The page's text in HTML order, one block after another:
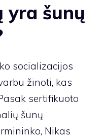
yra šunų
socializacijos
žinoti, kas
sertifikuoto
šunų
Nikas